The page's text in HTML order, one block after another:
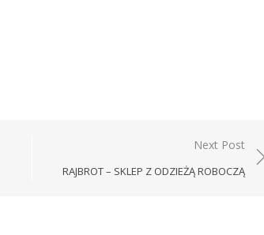
Next Post
RAJBROT – SKLEP Z ODZIEŻĄ ROBOCZĄ